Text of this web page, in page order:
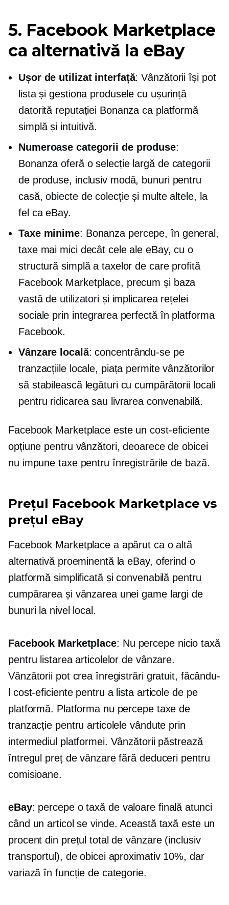
5. Facebook Marketplace
ca alternativă la eBay
Ușor de utilizatinterfață: Vânzătorii își pot
lista și gestiona produsele cu ușurință
datorită reputației Bonanza ca platformă
simplă și intuitivă.
Numeroase categorii de produse:
Bonanza oferă o selecție largă de categorii
de produse, inclusiv modă, bunuri pentru
casă, obiecte de colecție și multe altele, la
fel ca eBay.
Taxe minime: Bonanza percepe, în general,
taxe mai mici decât cele ale eBay, cu o
structură simplă a taxelor de care profită
Facebook Marketplace, precum și baza
vastă de utilizatori și implicarea rețelei
sociale prin integrarea perfectă în platforma
Facebook.
Vânzare locală: concentrându-se pe
tranzacțiile locale, piața permite vânzătorilor
să stabilească legături cu cumpărătorii locali
pentru ridicarea sau livrarea convenabilă.
Facebook Marketplace este uncost-eficiente
opțiune pentru vânzători, deoarece de obicei
nu impune taxe pentru înregistrările de bază.
Prețul Facebook Marketplace vs
prețul eBay
Facebook Marketplace a apărut ca o altă
alternativă proeminentă la eBay, oferind o
platformă simplificată și convenabilă pentru
cumpărarea și vânzarea unei game largi de
bunuri la nivel local.
Facebook Marketplace: Nu percepe nicio taxă
pentru listarea articolelor de vânzare.
Vânzătorii pot crea înregistrări gratuit, făcându-
cost-eficientepentru a lista articole de pe
platformă. Platforma nu percepe taxe de
tranzacție pentru articolele vândute prin
intermediul platformei. Vânzătorii păstrează
întregul preț de vânzare fără deduceri pentru
comisioane.
eBay: percepe o taxă de valoare finală atunci
când un articol se vinde. Această taxă este un
procent din prețul total de vânzare (inclusiv
transportul), de obicei aproximativ 10%, dar
variază în funcție de categorie.